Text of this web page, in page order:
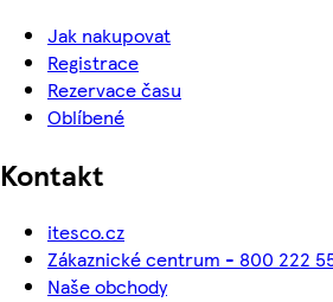
Jak nakupovat
Registrace
Rezervace času
Oblíbené
Kontakt
itesco.cz
Zákaznické centrum - 800 222
Naše obchody